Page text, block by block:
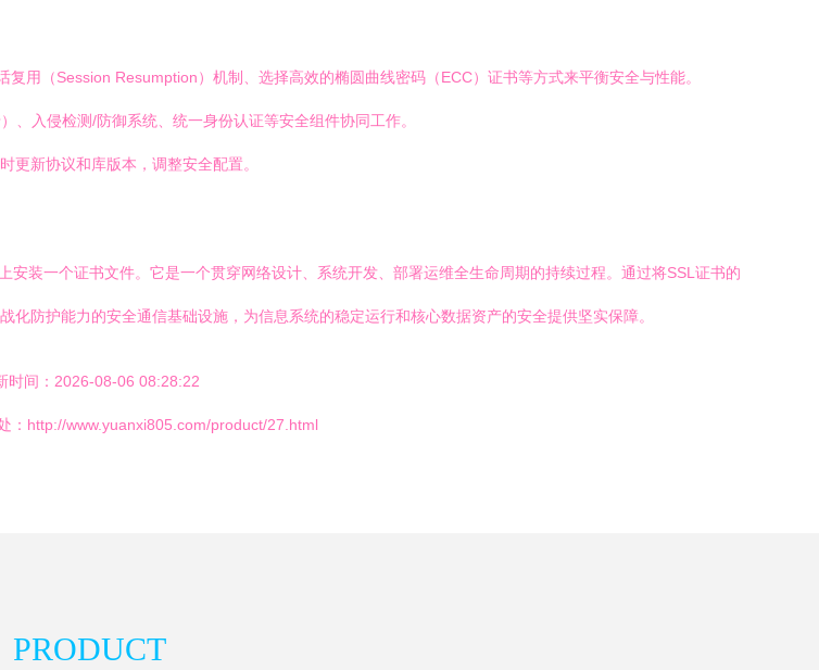
用（Session Resumption）机制、选择高效的椭圆曲线密码（ECC）证书等方式来平衡安全与性能。
、入侵检测/防御系统、统一身份认证等安全组件协同工作。
更新协议和库版本，调整安全配置。
装一个证书文件。它是一个贯穿网络设计、系统开发、部署运维全生命周期的持续过程。通过将SSL证书的
防护能力的安全通信基础设施，为信息系统的稳定运行和核心数据资产的安全提供坚实保障。
时间：2026-08-06 08:28:22
：http://www.yuanxi805.com/product/27.html
PRODUCT